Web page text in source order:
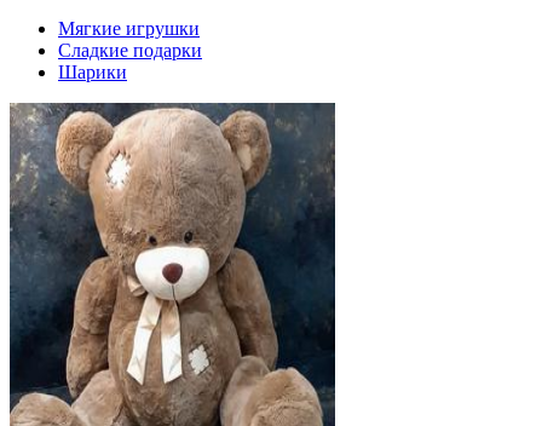
Мягкие игрушки
Сладкие подарки
Шарики